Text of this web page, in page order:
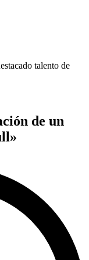
talento de
de un